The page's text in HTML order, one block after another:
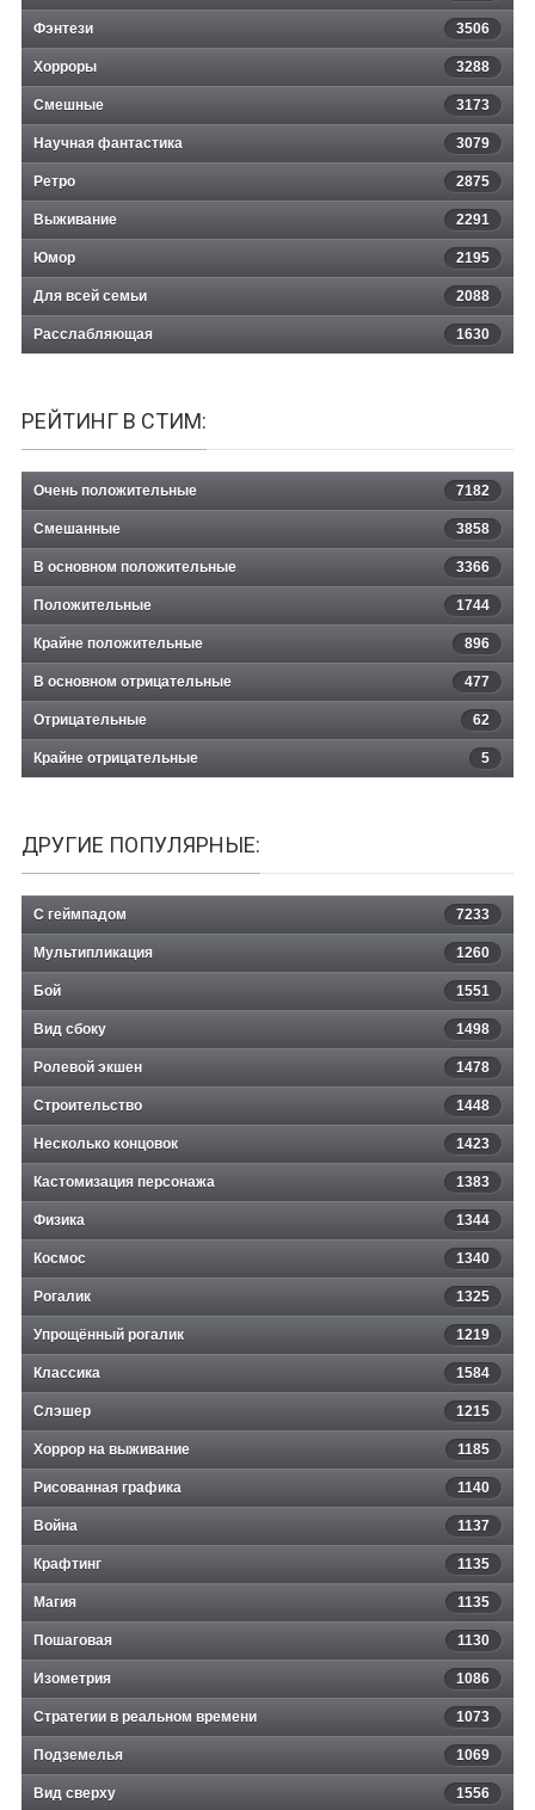
Фэнтези 3506
Хорроры 3288
Смешные 3173
Научная фантастика 3079
Ретро 2875
Выживание 2291
Юмор 2195
Для всей семьи 2088
Расслабляющая 1630
РЕЙТИНГ В СТИМ:
Очень положительные 7182
Смешанные 3858
В основном положительные 3366
Положительные 1744
Крайне положительные 896
В основном отрицательные 477
Отрицательные 62
Крайне отрицательные 5
ДРУГИЕ ПОПУЛЯРНЫЕ:
С геймпадом 7233
Мультипликация 1260
Бой 1551
Вид сбоку 1498
Ролевой экшен 1478
Строительство 1448
Несколько концовок 1423
Кастомизация персонажа 1383
Физика 1344
Космос 1340
Рогалик 1325
Упрощённый рогалик 1219
Классика 1584
Слэшер 1215
Хоррор на выживание 1185
Рисованная графика 1140
Война 1137
Крафтинг 1135
Магия 1135
Пошаговая 1130
Изометрия 1086
Стратегии в реальном времени 1073
Подземелья 1069
Вид сверху 1556